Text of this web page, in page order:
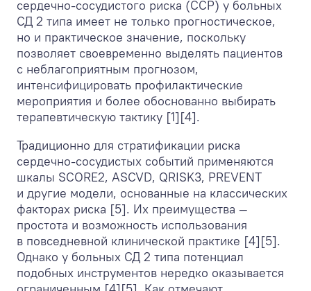
сердечно-сосудистого риска (ССР) у больных
СД 2 типа имеет не только прогностическое,
но и практическое значение, поскольку
позволяет своевременно выделять пациентов
с неблагоприятным прогнозом,
интенсифицировать профилактические
мероприятия и более обоснованно выбирать
терапевтическую тактику [1][4].
Традиционно для стратификации риска
сердечно-сосудистых событий применяются
шкалы SCORE2, ASCVD, QRISK3, PREVENT
и другие модели, основанные на классических
факторах риска [5]. Их преимущества —
простота и возможность использования
в повседневной клинической практике [4][5].
Однако у больных СД 2 типа потенциал
подобных инструментов нередко оказывается